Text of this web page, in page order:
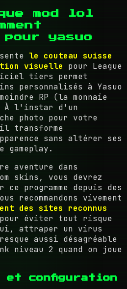
mod lol
yasuo
le couteau suisse
visuelle pour League
tiers permet
personnalisés à Yasuo
RP (la monnaie
l'instar d'un
photo pour votre
transforme
sans altérer ses
gameplay.
aventure dans
skins, vous devrez
programme depuis des
recommandons vivement
des sites reconnus
pour éviter tout risque
attraper un virus
aussi désagréable
niveau 2 quand on joue
configuration